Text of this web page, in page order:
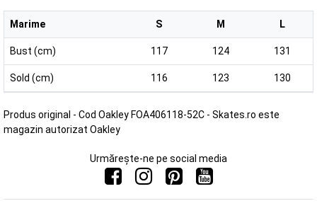
Marime S M L
Bust (cm) 117 124 131
Sold (cm) 116 123 130
Produs original - Cod Oakley FOA406118-52C - Skates.ro este
magazin autorizat Oakley
Urmărește-ne pe social media